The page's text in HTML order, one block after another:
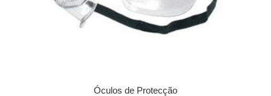
Óculos de Protecção